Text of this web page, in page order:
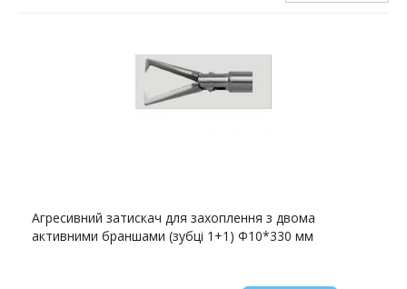
Агресивний затискач для захоплення з двома
активними браншами (зубці 1+1) Ф10*330 мм